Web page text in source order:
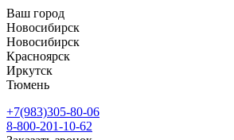
Ваш город
Новосибирск
Новосибирск
Красноярск
Иркутск
Тюмень
+7(983)305-80-06
8-800-201-10-62